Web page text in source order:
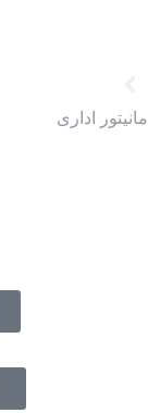
مانیتور اداری